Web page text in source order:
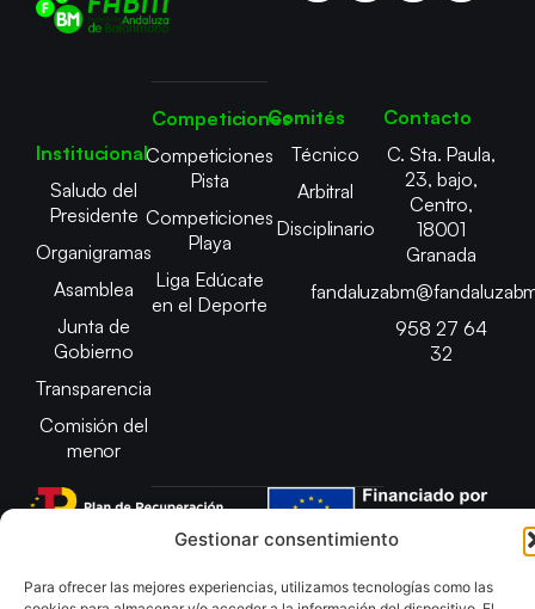
Gestionar consentimiento
Para ofrecer las mejores experiencias, utilizamos tecnologías como las
Institucional
Saludo del
Presidente
Organigramas
Asamblea
Junta de
Gobierno
Transparencia
Comisión del
menor
Competiciones
Competiciones
Pista
Competiciones
Playa
Liga Edúcate
en el Deporte
Comités
Técnico
Arbitral
Disciplinario
Contacto
C. Sta. Paula,
23, bajo,
Centro,
18001
Granada
958 27 64
32
Copyright © 2025 Federación Andaluza de Balonmano |